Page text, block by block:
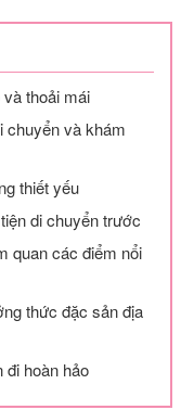
thoải mái
chuyển và khám
thiết yếu
di chuyển trước
quan các điểm nổi
thức đặc sản địa
hoàn hảo